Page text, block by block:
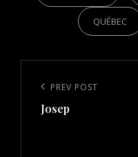
QUÉBEC
navigation
Previous
Post
PREV POST
Josep